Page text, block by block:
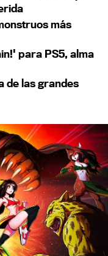
más
para PS5, alma
de las grandes